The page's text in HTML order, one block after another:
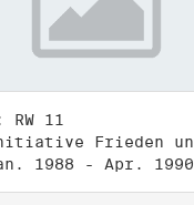
11
1988 - Apr. 1990